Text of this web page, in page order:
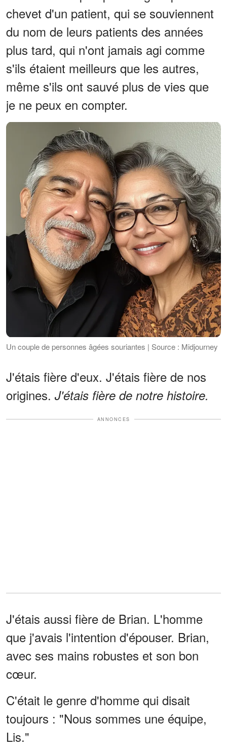
chevet d'un patient, qui se souviennent
du nom de leurs patients des années
plus tard, qui n'ont jamais agi comme
s'ils étaient meilleurs que les autres,
même s'ils ont sauvé plus de vies que
je ne peux en compter.
Un couple de personnes âgées souriantes | Source : Midjourney
J'étais fière d'eux. J'étais fière de nos
origines. J'étais fière de notre histoire.
ANNONCES
J'étais aussi fière de Brian. L'homme
que j'avais l'intention d'épouser. Brian,
avec ses mains robustes et son bon
cœur.
C'était le genre d'homme qui disait
toujours : "Nous sommes une équipe,
Lis."